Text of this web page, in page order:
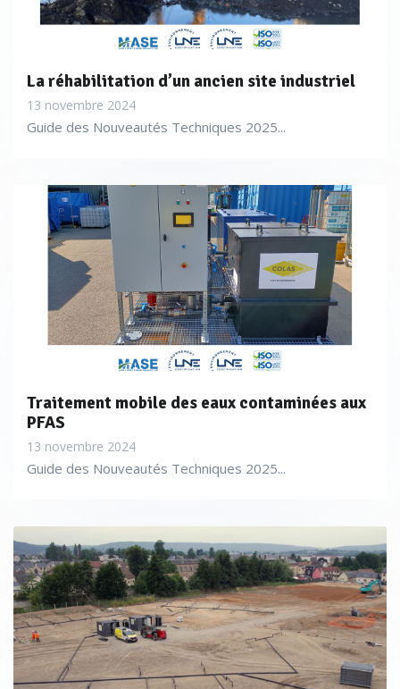
répondant à des conditions d’usage et à des objectifs
variés : soit pour se préserver d’une contamination d’eaux
vide pour une nouvelle phase de travaux sur le site de la
raffinerie de Dunkerque. «Nous traitons des polluants très
volatils sur deux hectares, avec un skid qui gère entièrement
la problématique ATEX. Ce skid a été désigné entièrement en
3D, puis son jumeau numérique a été utilisé pour le contrôle
construction par réalité augmentée. Le traitement est en
autothermie et réalisé in situ. Il devrait durer treize mois
La réhabilitation d’un ancien site industriel
13 novembre 2024
Guide des Nouveautés Techniques 2025...
Traitement mobile des eaux contaminées aux
PFAS
13 novembre 2024
Guide des Nouveautés Techniques 2025...